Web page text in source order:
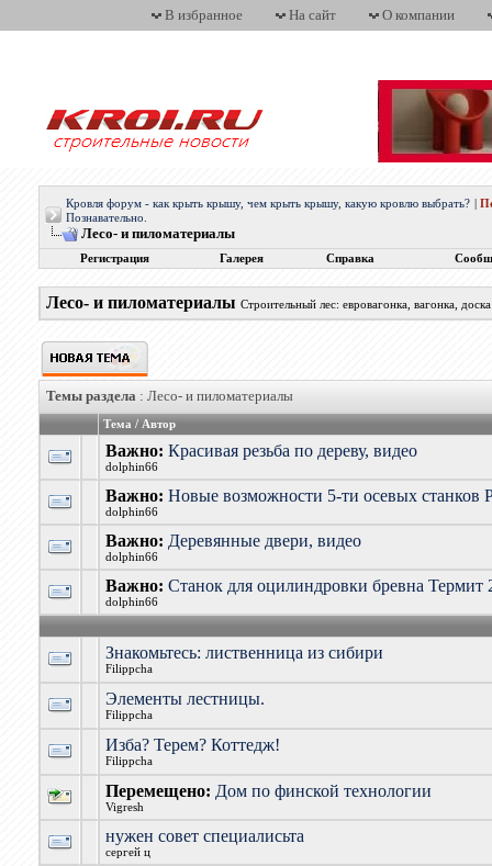
В избранное На сайт О компании
Кровля форум - как крыть крышу, чем крыть крышу, какую кровлю выбрать?
Познавательно.
Лесо- и пиломатериалы
Регистрация Галерея Справка
Лесо- и пиломатериалы Строительный лес: евровагонка, вагонка,
Темы раздела: Лесо- и пиломатериалы
Тема / Автор
Важно: Красивая резьба по дереву, видео
dolphin66
Важно: Новые возможности 5-ти осевых станков
dolphin66
Важно: Деревянные двери, видео
dolphin66
Важно: Станок для оцилиндровки бревна Термит
dolphin66
Знакомьтесь: лиственница из сибири
Filippcha
Элементы лестницы.
Filippcha
Изба? Терем? Коттедж!
Filippcha
Перемещено: Дом по финской технологии
Vigresh
нужен совет специалисьта
сергей ц